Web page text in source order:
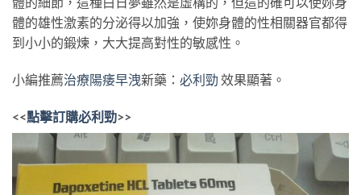
體的雄性激素的分泌得以加強，使妳身體的性相關器官都得
到小小的鍛煉，大大提高對性的敏感性。
小編推薦治療陽痿早洩新藥： 必利勁 效果顯著。
<<點擊訂購必利勁>>